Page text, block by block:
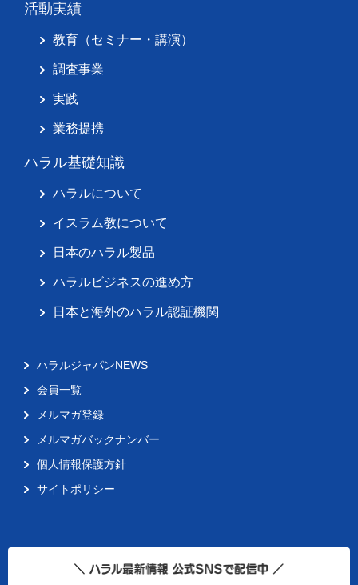
活動実績
教育（セミナー・講演）
調査事業
実践
業務提携
ハラル基礎知識
ハラルについて
イスラム教について
日本のハラル製品
ハラルビジネスの進め方
日本と海外のハラル認証機関
ハラルジャパンNEWS
会員一覧
メルマガ登録
メルマガバックナンバー
個人情報保護方針
サイトポリシー